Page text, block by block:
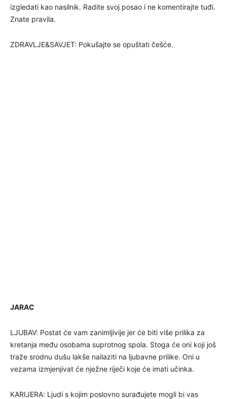
izgledati kao nasilnik. Radite svoj posao i ne komentirajte tuđi.
Znate pravila.
ZDRAVLJE&SAVJET: Pokušajte se opuštati češće.
JARAC
LJUBAV: Postat će vam zanimljivije jer će biti više prilika za
kretanja među osobama suprotnog spola. Stoga će oni koji još
traže srodnu dušu lakše nailaziti na ljubavne prilike. Oni u
vezama izmjenjivat će nježne riječi koje će imati učinka.
KARIJERA: Ljudi s kojim poslovno surađujete mogli bi vas